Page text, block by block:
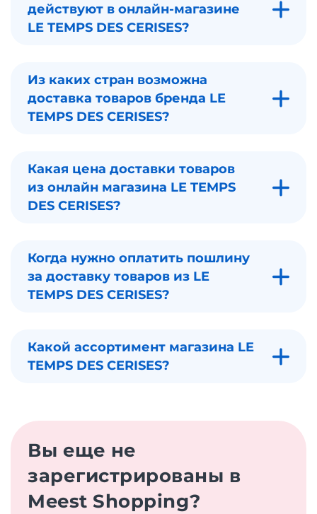
действуют в онлайн-магазине
LE TEMPS DES CERISES?
Из каких стран возможна
доставка товаров бренда LE
TEMPS DES CERISES?
Какая цена доставки товаров
из онлайн магазина LE TEMPS
DES CERISES?
Когда нужно оплатить пошлину
за доставку товаров из LE
TEMPS DES CERISES?
Какой ассортимент магазина LE
TEMPS DES CERISES?
Вы еще не
зарегистрированы в
Meest Shopping?